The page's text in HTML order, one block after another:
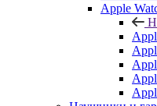
Apple